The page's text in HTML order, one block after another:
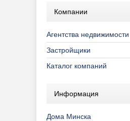
Компании
Агентства недвижимости
Застройщики
Каталог компаний
Информация
Дома Минска